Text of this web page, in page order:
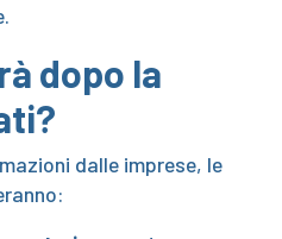
dopo la
dalle imprese, le